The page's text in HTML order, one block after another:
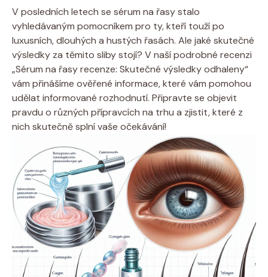
V posledních letech se sérum na řasy stalo
vyhledávaným pomocníkem pro ty, kteří touží po
luxusních, dlouhých a hustých řasách. Ale jaké skutečné
výsledky za těmito sliby stojí? V naší podrobné recenzi
„Sérum na řasy recenze: Skutečné výsledky odhaleny“
vám přinášíme ověřené informace, které vám pomohou
udělat informované rozhodnutí. Připravte se objevit
pravdu o různých přípravcích na trhu a zjistit, které z
nich skutečně splní vaše očekávání!